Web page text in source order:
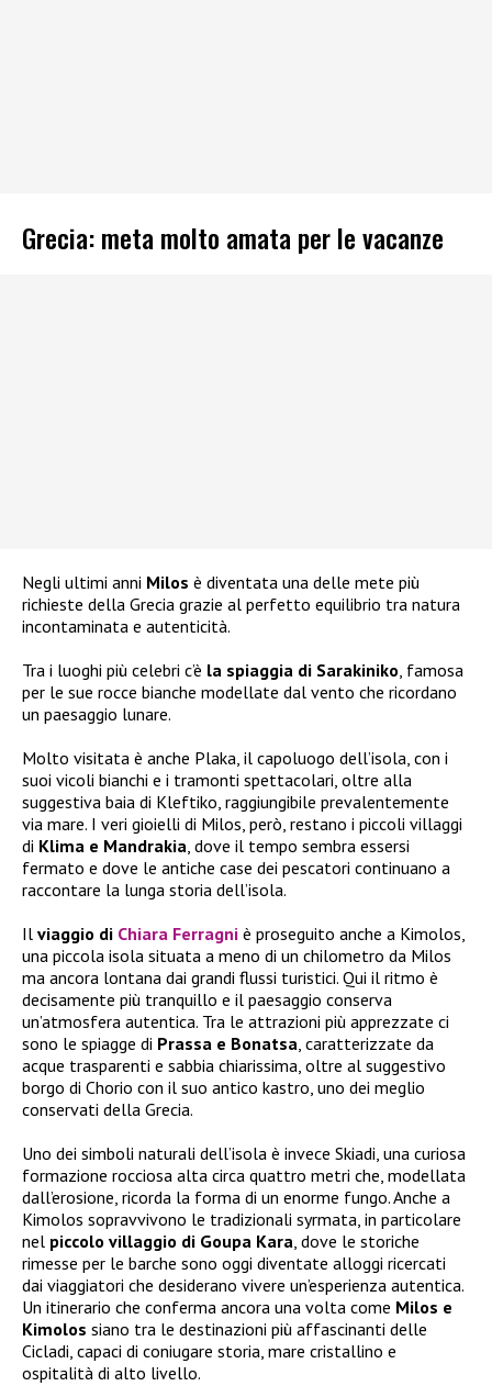
Grecia: meta molto amata per le vacanze
Negli ultimi anni Milos è diventata una delle mete più
richieste della Grecia grazie al perfetto equilibrio tra natura
incontaminata e autenticità.
Tra i luoghi più celebri c’è la spiaggia di Sarakiniko, famosa
per le sue rocce bianche modellate dal vento che ricordano
un paesaggio lunare.
Molto visitata è anche Plaka, il capoluogo dell’isola, con i
suoi vicoli bianchi e i tramonti spettacolari, oltre alla
suggestiva baia di Kleftiko, raggiungibile prevalentemente
via mare. I veri gioielli di Milos, però, restano i piccoli villaggi
di Klima e Mandrakia, dove il tempo sembra essersi
fermato e dove le antiche case dei pescatori continuano a
raccontare la lunga storia dell’isola.
Il viaggio di Chiara Ferragni è proseguito anche a Kimolos,
una piccola isola situata a meno di un chilometro da Milos
ma ancora lontana dai grandi flussi turistici. Qui il ritmo è
decisamente più tranquillo e il paesaggio conserva
un’atmosfera autentica. Tra le attrazioni più apprezzate ci
sono le spiagge di Prassa e Bonatsa, caratterizzate da
acque trasparenti e sabbia chiarissima, oltre al suggestivo
borgo di Chorio con il suo antico kastro, uno dei meglio
conservati della Grecia.
Uno dei simboli naturali dell’isola è invece Skiadi, una curiosa
formazione rocciosa alta circa quattro metri che, modellata
dall’erosione, ricorda la forma di un enorme fungo. Anche a
Kimolos sopravvivono le tradizionali syrmata, in particolare
nel piccolo villaggio di Goupa Kara, dove le storiche
rimesse per le barche sono oggi diventate alloggi ricercati
dai viaggiatori che desiderano vivere un’esperienza autentica.
Un itinerario che conferma ancora una volta come Milos e
Kimolos siano tra le destinazioni più affascinanti delle
Cicladi, capaci di coniugare storia, mare cristallino e
ospitalità di alto livello.